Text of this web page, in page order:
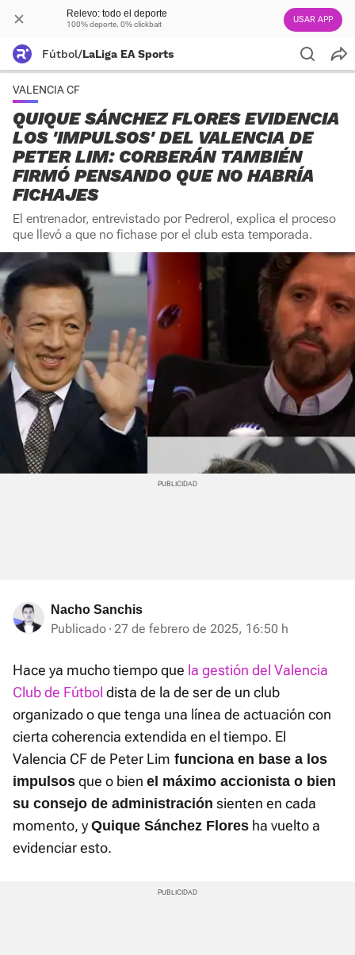
Relevo: todo el deporte
100% deporte. 0% clickbait USAR APP
Fútbol/LaLiga EA Sports
VALENCIA CF
QUIQUE SÁNCHEZ FLORES EVIDENCIA
LOS 'IMPULSOS' DEL VALENCIA DE
PETER LIM: CORBERÁN TAMBIÉN
FIRMÓ PENSANDO QUE NO HABRÍA
FICHAJES
El entrenador, entrevistado por Pedrerol, explica el proceso
que llevó a que no fichase por el club esta temporada.
Nacho Sanchis
Publicado 27 de febrero de 2025, 16:50 h
Hace ya mucho tiempo que la gestión del Valencia
Club de Fútbol dista de la de ser de un club
organizado o que tenga una línea de actuación con
cierta coherencia extendida en el tiempo. El
Valencia CF de Peter Lim funciona en base a los
impulsos que o bien el máximo accionista o bien
su consejo de administración sienten en cada
momento, y Quique Sánchez Flores ha vuelto a
evidenciar esto.